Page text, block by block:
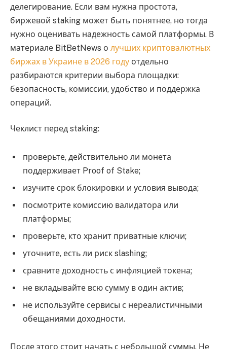
делегирование. Если вам нужна простота,
биржевой staking может быть понятнее, но тогда
нужно оценивать надежность самой платформы. В
материале BitBetNews о лучших криптовалютных
биржах в Украине в 2026 году отдельно
разбираются критерии выбора площадки:
безопасность, комиссии, удобство и поддержка
операций.
Чеклист перед staking:
проверьте, действительно ли монета
поддерживает Proof of Stake;
изучите срок блокировки и условия вывода;
посмотрите комиссию валидатора или
платформы;
проверьте, кто хранит приватные ключи;
уточните, есть ли риск slashing;
сравните доходность с инфляцией токена;
не вкладывайте всю сумму в один актив;
не используйте сервисы с нереалистичными
обещаниями доходности.
После этого стоит начать с небольшой суммы. Не